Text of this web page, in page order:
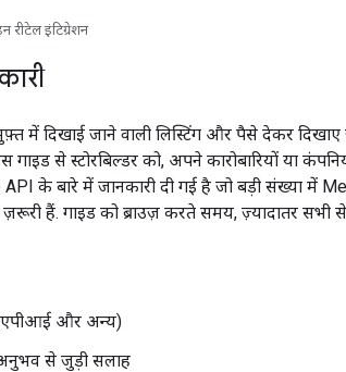
रीटेल इंटिग्रेशन
में दिखाई जाने वाली लिस्टिंग और पैसे देकर दिखाए
गाइड से स्टोरबिल्डर को, अपने कारोबारियों या
के बारे में जानकारी दी गई है जो बड़ी संख्या में
हैं. गाइड को ब्राउज़ करते समय, ज़्यादातर सभी
(एपीआई और अन्य)
अनुभव से जुड़ी सलाह